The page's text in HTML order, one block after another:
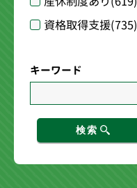
資格取得支援(735)
キーワード
検索